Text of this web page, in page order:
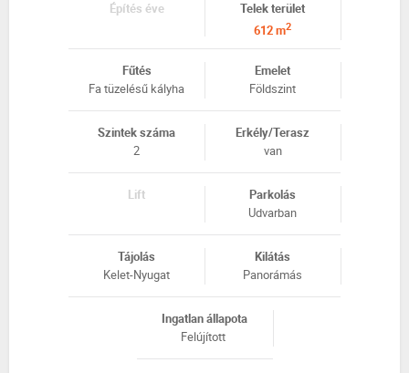
Építés éve
Telek terület
612 m2
Fűtés
Fa tüzelésű kályha
Emelet
Földszint
Szintek száma
2
Erkély/Terasz
van
Lift
Parkolás
Udvarban
Tájolás
Kelet-Nyugat
Kilátás
Panorámás
Ingatlan állapota
Felújított